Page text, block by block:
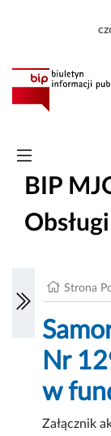
BIP
Strona
Nr
w
Załącznik